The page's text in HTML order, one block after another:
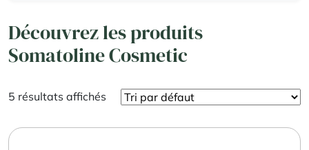
Découvrez les produits
Somatoline Cosmetic
5 résultats affichés